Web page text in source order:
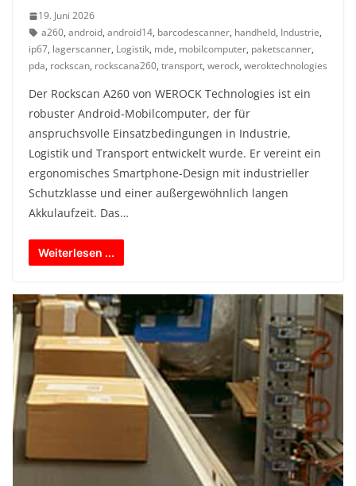
19. Juni 2026
a260, android, android14, barcodescanner, handheld, Industrie,
ip67, lagerscanner, Logistik, mde, mobilcomputer, paketscanner,
pda, rockscan, rockscana260, transport, werock, weroktechnologies
Der Rockscan A260 von WEROCK Technologies ist ein
robuster Android-Mobilcomputer, der für
anspruchsvolle Einsatzbedingungen in Industrie,
Logistik und Transport entwickelt wurde. Er vereint ein
ergonomisches Smartphone-Design mit industrieller
Schutzklasse und einer außergewöhnlich langen
Akkulaufzeit. Das…
Weiterlesen ...